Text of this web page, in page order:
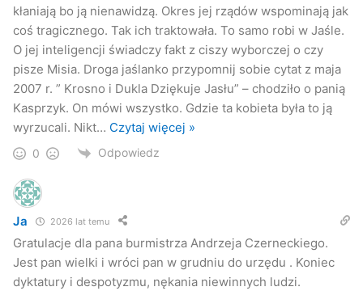
kłaniają bo ją nienawidzą. Okres jej rządów wspominają jak
coś tragicznego. Tak ich traktowała. To samo robi w Jaśle.
O jej inteligencji świadczy fakt z ciszy wyborczej o czy
pisze Misia. Droga jaślanko przypomnij sobie cytat z maja
2007 r. ” Krosno i Dukla Dziękuje Jasłu” – chodziło o panią
Kasprzyk. On mówi wszystko. Gdzie ta kobieta była to ją
wyrzucali. Nikt… Czytaj więcej »
0 Odpowiedz
Ja 2026 lat temu
Gratulacje dla pana burmistrza Andrzeja Czerneckiego.
Jest pan wielki i wróci pan w grudniu do urzędu . Koniec
dyktatury i despotyzmu, nękania niewinnych ludzi.